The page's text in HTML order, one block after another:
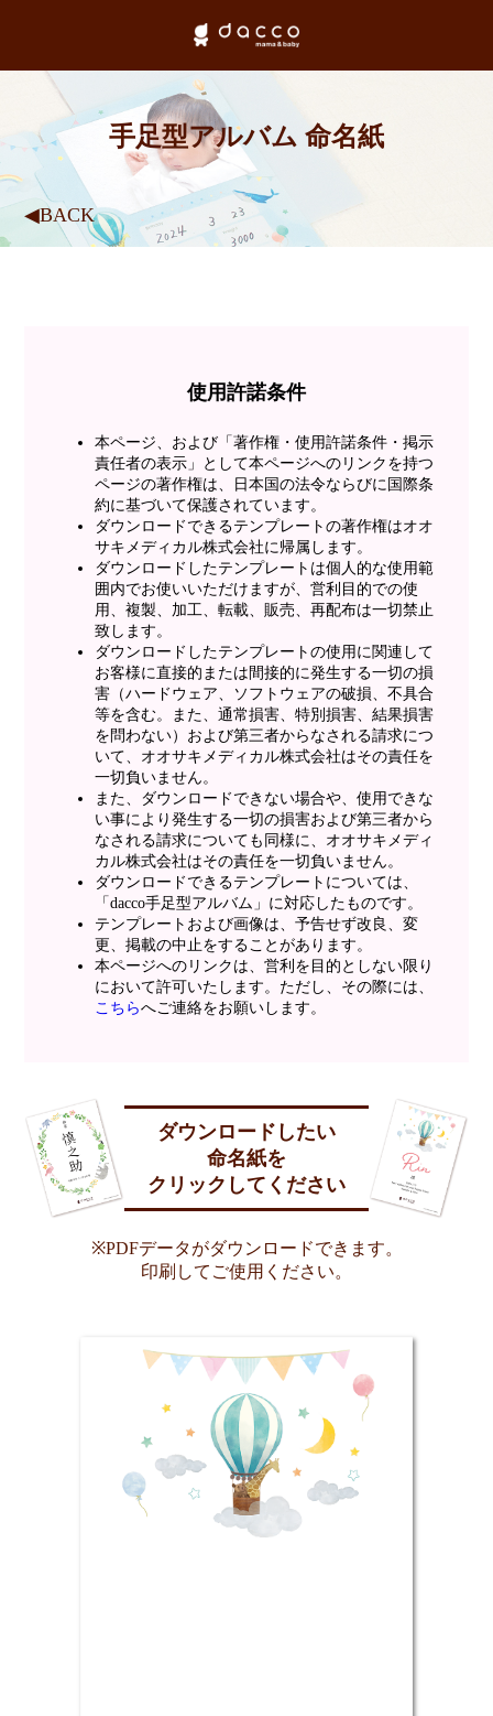
手足型アルバム 命名紙
◀BACK
使用許諾条件
本ページ、および「著作権・使用許諾条件・掲示
責任者の表示」として本ページへのリンクを持つ
ページの著作権は、日本国の法令ならびに国際条
約に基づいて保護されています。
ダウンロードできるテンプレートの著作権はオオ
サキメディカル株式会社に帰属します。
ダウンロードしたテンプレートは個人的な使用範
囲内でお使いいただけますが、営利目的での使
用、複製、加工、転載、販売、再配布は一切禁止
致します。
ダウンロードしたテンプレートの使用に関連して
お客様に直接的または間接的に発生する一切の損
害（ハードウェア、ソフトウェアの破損、不具合
等を含む。また、通常損害、特別損害、結果損害
を問わない）および第三者からなされる請求につ
いて、オオサキメディカル株式会社はその責任を
一切負いません。
また、ダウンロードできない場合や、使用できな
い事により発生する一切の損害および第三者から
なされる請求についても同様に、オオサキメディ
カル株式会社はその責任を一切負いません。
ダウンロードできるテンプレートについては、
「dacco手足型アルバム」に対応したものです。
テンプレートおよび画像は、予告せず改良、変
更、掲載の中止をすることがあります。
本ページへのリンクは、営利を目的としない限り
において許可いたします。ただし、その際には、
こちらへご連絡をお願いします。
ダウンロードしたい
命名紙を
クリックしてください
※PDFデータがダウンロードできます。
印刷してご使用ください。